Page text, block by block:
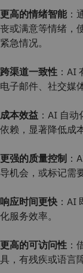
更高的情绪智能：
丧或满意等情绪，
紧急情况。
跨渠道一致性 ：AI
电子邮件、社交媒
成本效益 ：AI 自
依赖，显著降低成本
更强的质量控制 ：
导机会，或标记需
响应时间更快 ：AI
化服务效率。
更高的可访问性 ：
具，有残疾或语言